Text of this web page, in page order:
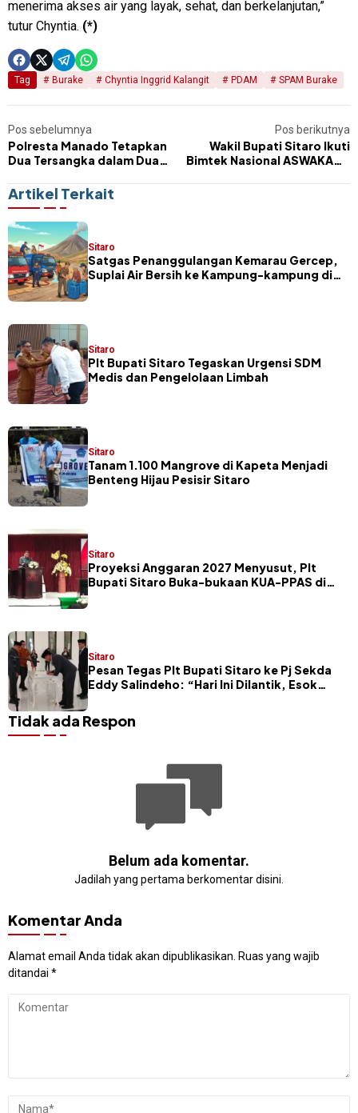
menerima akses air yang layak, sehat, dan berkelanjutan,”
tutur Chyntia. (*)
Tag Burake Chyntia Inggrid Kalangit PDAM SPAM Burake
Pos sebelumnya
Polresta Manado Tetapkan
Dua Tersangka dalam Dua
Libatkan Anggota Polri
Pos berikutnya
Wakil Bupati Sitaro Ikuti
Bimtek Nasional ASWAKADA
Artikel Terkait
Sitaro
Satgas Penanggulangan Kemarau Gercep,
Suplai Air Bersih ke Kampung-kampung di
Sitaro
​Plt Bupati Sitaro Tegaskan Urgensi SDM
Medis dan Pengelolaan Limbah
Sitaro
Tanam 1.100 Mangrove di Kapeta Menjadi
Benteng Hijau Pesisir Sitaro
Sitaro
Proyeksi Anggaran 2027 Menyusut, Plt
Bupati Sitaro Buka-bukaan KUA-PPAS di
Sitaro
Pesan Tegas Plt Bupati Sitaro ke Pj Sekda
Eddy Salindeho: “Hari Ini Dilantik, Esok
Tidak ada Respon
Belum ada komentar.
Jadilah yang pertama berkomentar disini.
Komentar Anda
Alamat email Anda tidak akan dipublikasikan. Ruas yang wajib
ditandai *